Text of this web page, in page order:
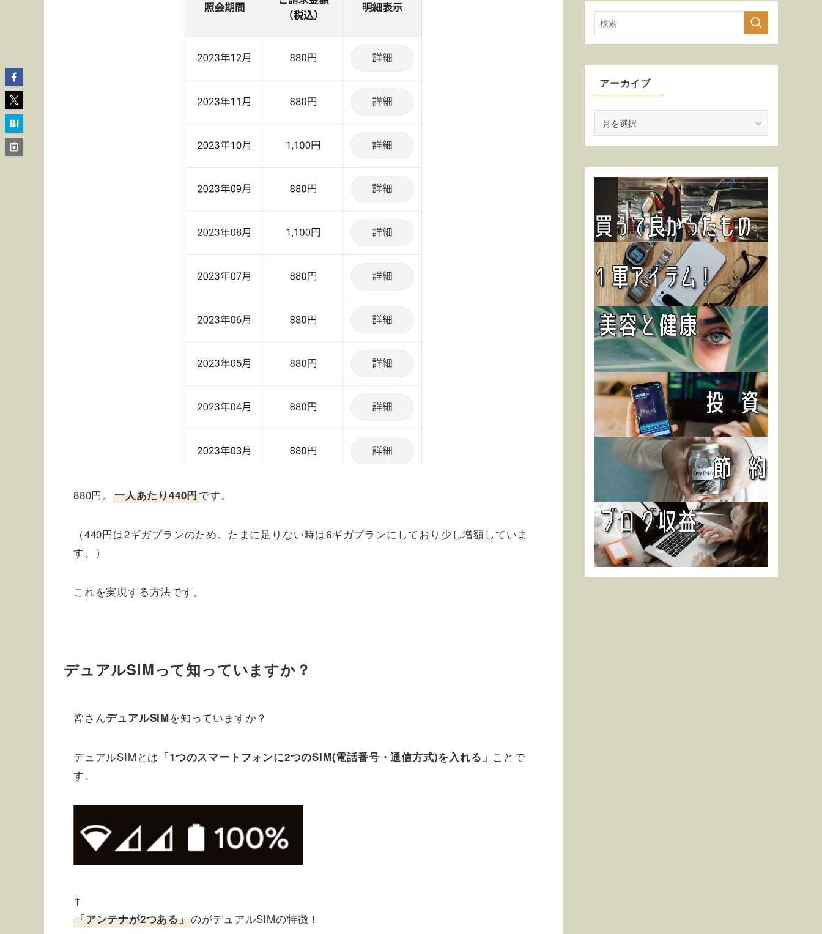
880円。 一人あたり440円です。
（440円は2ギガプランのため。たまに足りない時は6ギガプランにしており少し増額していま
す。）
これを実現する方法です。
デュアルSIMって知っていますか？
皆さんデュアルSIMを知っていますか？
デュアルSIMとは 「1つのスマートフォンに2つのSIM(電話番号・通信方式)を入れる」 ことで
す。
↑
「アンテナが2つある」のがデュアルSIMの特徴！
アーカイブ
カ
ブ